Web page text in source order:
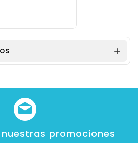

promociones